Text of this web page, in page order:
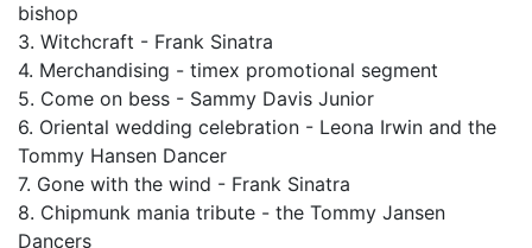
bishop
3. Witchcraft - Frank Sinatra
4. Merchandising - timex promotional segment
5. Come on bess - Sammy Davis Junior
6. Oriental wedding celebration - Leona Irwin and the
Tommy Hansen Dancer
7. Gone with the wind - Frank Sinatra
8. Chipmunk mania tribute - the Tommy Jansen
Dancers